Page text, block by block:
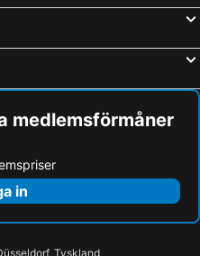
medlemsförmåner
in
Tyskland